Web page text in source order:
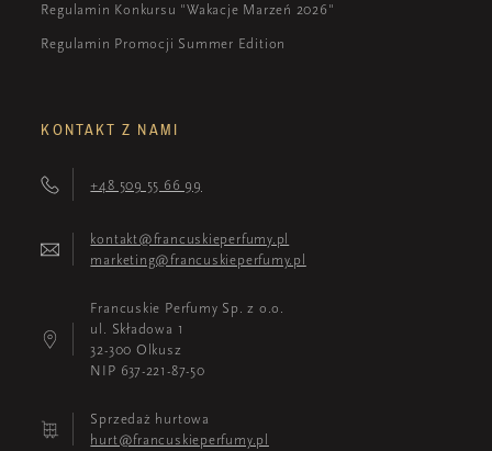
Regulamin Konkursu "Wakacje Marzeń 2026"
Regulamin Promocji Summer Edition
KONTAKT Z NAMI
+48 509 55 66 99
kontakt@francuskieperfumy.pl
marketing@francuskieperfumy.pl
Francuskie Perfumy Sp. z o.o.
ul. Składowa 1
32-300 Olkusz
NIP 637-221-87-50
Sprzedaż hurtowa
hurt@francuskieperfumy.pl